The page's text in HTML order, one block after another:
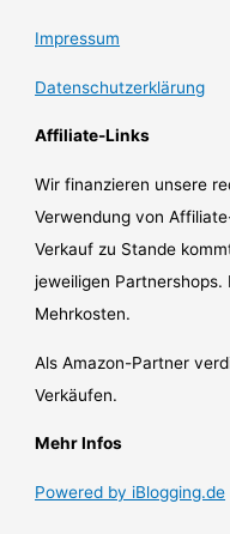
Impressum
Datenschutzerklärung
Affiliate-Links
Wir finanzieren unsere
Verwendung von
Verkauf zu Stande
jeweiligen Partnershops.
Mehrkosten.
Als Amazon-Partner
Verkäufen.
Mehr Infos
Powered by iBlogging.de